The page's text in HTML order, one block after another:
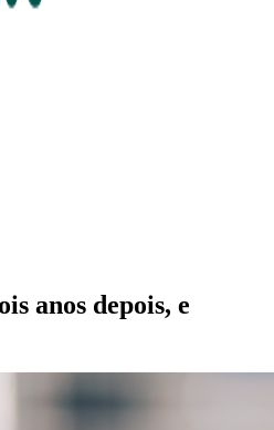
anos depois, e